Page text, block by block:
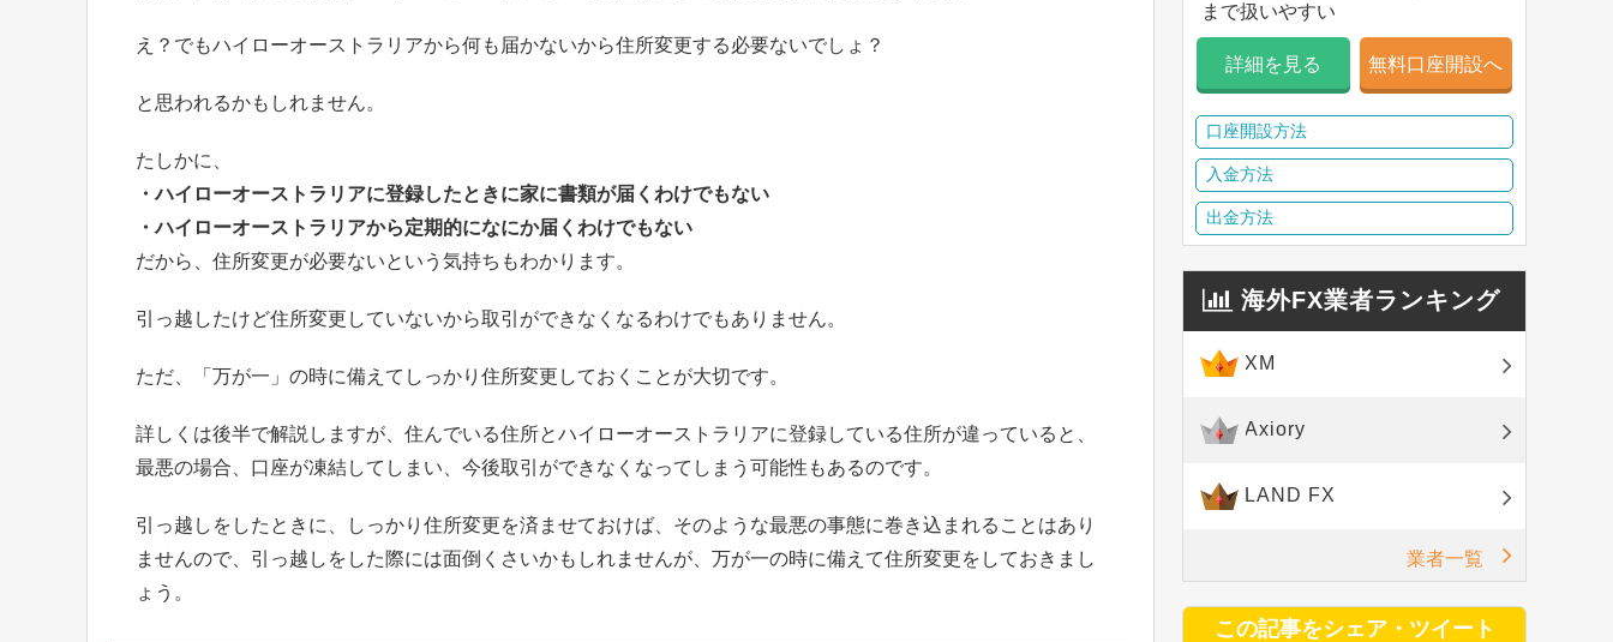
え？でもハイローオーストラリアから何も届かないから住所変更する必要ないでしょ？
と思われるかもしれません。
たしかに、
・ハイローオーストラリアに登録したときに家に書類が届くわけでもない
・ハイローオーストラリアから定期的になにか届くわけでもない
だから、住所変更が必要ないという気持ちもわかります。
引っ越したけど住所変更していないから取引ができなくなるわけでもありません。
ただ、「万が一」の時に備えてしっかり住所変更しておくことが大切です。
詳しくは後半で解説しますが、住んでいる住所とハイローオーストラリアに登録している住所が違っていると、
最悪の場合、口座が凍結してしまい、今後取引ができなくなってしまう可能性もあるのです。
引っ越しをしたときに、しっかり住所変更を済ませておけば、そのような最悪の事態に巻き込まれることはあり
ませんので、引っ越しをした際には面倒くさいかもしれませんが、万が一の時に備えて住所変更をしておきまし
ょう。
まで扱いやすい
詳細を見る 無料口座開設へ
口座開設方法
入金方法
出金方法
海外FX業者ランキング
XM
Axiory
LAND FX
業者一覧
この記事をシェア・ツイート